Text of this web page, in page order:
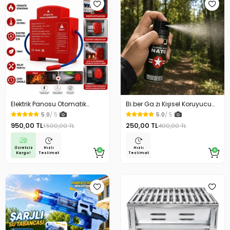
Elektrik Panosu Otomatik
Yangın Söndürücü Isıya
Duyarlı Sigorta Kutusu Yangın
Söndürme Cihazı
5.0/ 5
950,00 TL1.500,00 TL
Ücretsiz
Kargo!
Hızlı
Teslimat
Bi.ber Ga.zı Kişisel Koruyucu
Ekipman Savunma İçin
5.0/ 5
250,00 TL400,00 TL
Hızlı
Teslimat